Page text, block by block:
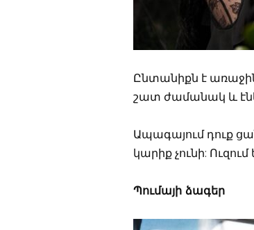
Ընտանիքն է
շատ ժամանակ և
Ապագայում դուք
կարիք չունի:
Պումայի ձագեր